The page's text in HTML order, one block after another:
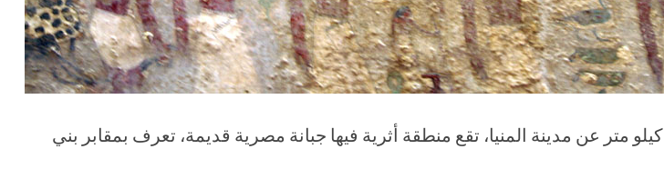
على بعد 20 كيلو متر عن مدينة المنيا، تقع منطقة أثرية فيها جبانة مصرية قديمة، تعرف بمقابر بني